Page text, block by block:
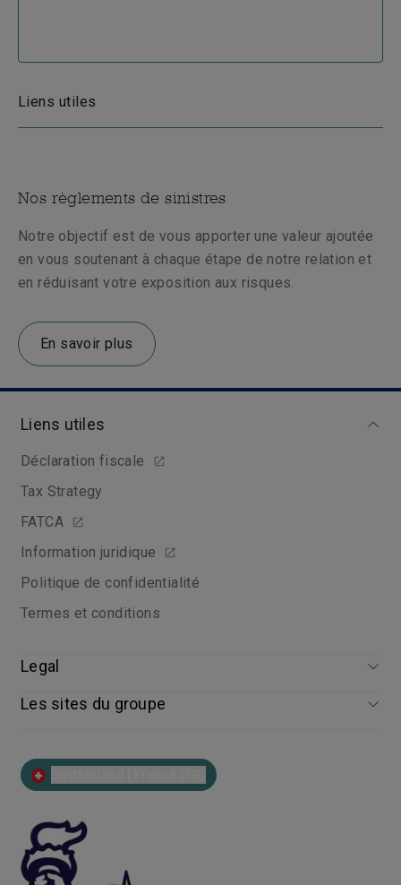
Liens utiles
Nos règlements de sinistres
Notre objectif est de vous apporter une valeur ajoutée
en vous soutenant à chaque étape de notre relation et
en réduisant votre exposition aux risques.
En savoir plus
Liens utiles
Déclaration fiscale
Tax Strategy
FATCA
Information juridique
Politique de confidentialité
Termes et conditions
Legal
Les sites du groupe